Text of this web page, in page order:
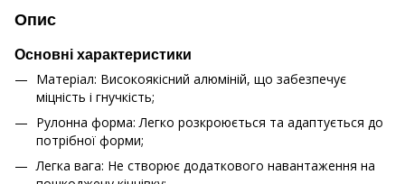
Опис
Основні характеристики
Матеріал: Високоякісний алюміній, що забезпечує
міцність і гнучкість;
Рулонна форма: Легко розкроюється та адаптується до
потрібної форми;
Легка вага: Не створює додаткового навантаження на